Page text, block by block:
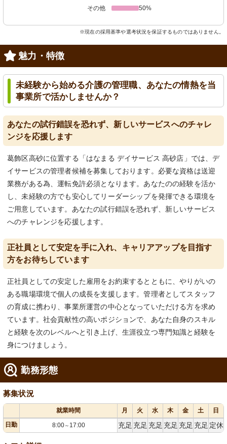
その他
50%
※現在の採用基準や選考状況を保証するものではありません。
魅力・特徴
未経験から始める介護の管理職、あなたの情熱を当
事業所で活かしませんか？
あなたの試行錯誤を恐れず、新しいサービスへのチャレ
ンジを応援します
葛飾区高砂に位置する「はなまる デイサービス 高砂店」では、デ
イサービスの管理者候補を募集しております。必要な資格は送迎
業務がある為、運転免許必須となります。あなたのの経験を活か
し、未経験の方でも安心してリーダーシップを発揮できる環境を
ご用意しています。あなたの試行錯誤を恐れず、新しいサービス
へのチャレンジを応援します。
正社員として安定を手に入れ、キャリアアップを目指す
方をお待ちしています
正社員としての安定した雇用をお約束するとともに、やりがいの
ある職場環境で個人の成長を支援します。管理者としてスタッフ
の育成に携わり、事業所運営の中心となっていただける方を求め
ています。社会貢献性の高いポジションで、あなた自身のスキル
と経験を次のレベルへと引き上げ、生涯役立つ専門知識と経験を
身につけましょう。
勤務形態
募集状況
就業時間 月 火 水 木 金 土
日
日勤
8:00～ 17:00 充足 充足 充足 充足 充足 充足 定休